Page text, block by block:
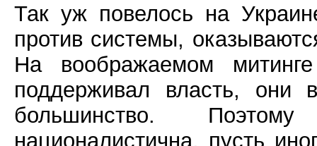
Так уж повелось на
против системы,
На воображаемом
поддерживал власть,
большинство.
националистична, пусть